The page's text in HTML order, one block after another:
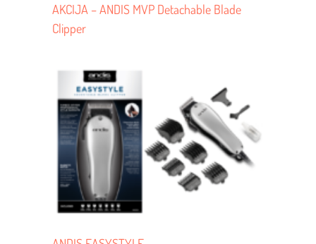
AKCIJA – ANDIS MVP Detachable Blade
Clipper